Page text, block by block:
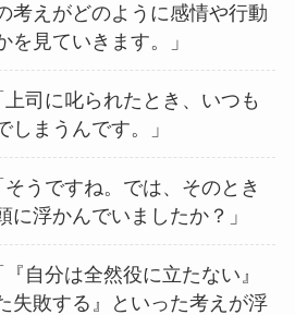
考えがどのように感情や行動
を見ていきます。」
上司に叱られたとき、いつも
しまうんです。」
そうですね。では、そのとき
に浮かんでいましたか？」
『自分は全然役に立たない』
失敗する』といった考えが浮